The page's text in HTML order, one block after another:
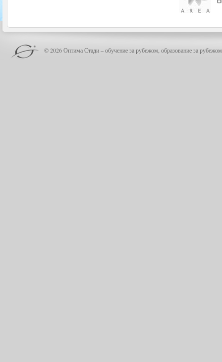
© 2026 Оптима Стади – обучение за рубежом, образование за